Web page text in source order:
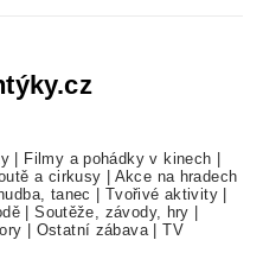
Filmy a pohádky v kinech
a cirkusy
Akce na hradech
tanec Tvořivé aktivity
|Soutěže, závody, hry
Ostatní zábava|TV